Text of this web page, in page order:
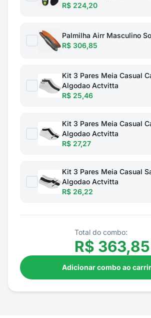
R$ 224,20
Palmilha Airr Masculino
R$ 306,85
Kit 3 Pares Meia Casual
Algodao Actvitta
R$ 25,46
Kit 3 Pares Meia Casual
Algodao Actvitta
R$ 27,27
Kit 3 Pares Meia Casual
Algodao Actvitta
R$ 26,22
Total do combo:
R$ 363,85
Adicionar combo ao